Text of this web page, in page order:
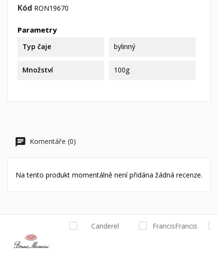
Kód RON19670
Parametry
Typ čaje bylinný
Množství 100g
Komentáře (0)
Na tento produkt momentálně není přidána žádná recenze.